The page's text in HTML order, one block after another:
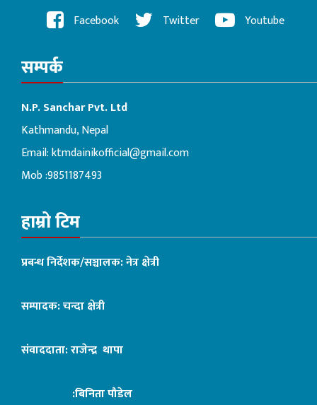
Facebook Twitter Youtube
सम्पर्क
N.P. Sanchar Pvt. Ltd
Kathmandu, Nepal
Email:ktmdainikofficial@gmail.com
Mob :9851187493
हाम्रो टिम
प्रबन्ध निर्देशक/सञ्चालक: नेत्र क्षेत्री
सम्पादक: चन्दा क्षेत्री
संवाददाता: राजेन्द्र थापा
:बिनिता पौडेल